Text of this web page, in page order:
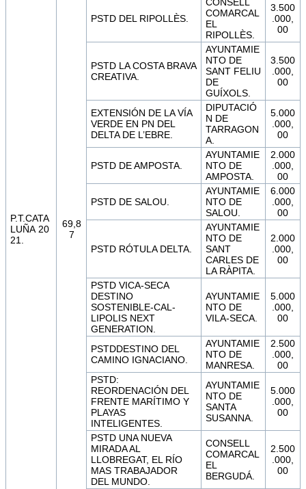
P.T.CATA
LUÑA 20
21.
69,8
7
PSTD DEL RIPOLLÈS.
COMARCAL
EL
RIPOLLÈS.
3.500
.000,
00
PSTD LA COSTA BRAVA
CREATIVA.
AYUNTAMIE
NTO DE
SANT FELIU
DE
GUÍXOLS.
3.500
.000,
00
EXTENSIÓN DE LA VÍA
VERDE EN PN DEL
DELTA DE L’EBRE.
DIPUTACIÓ
N DE
TARRAGON
A.
5.000
.000,
00
PSTD DE AMPOSTA.
AYUNTAMIE
NTO DE
AMPOSTA.
2.000
.000,
00
PSTD DE SALOU.
AYUNTAMIE
NTO DE
SALOU.
6.000
.000,
00
PSTD RÓTULA DELTA.
AYUNTAMIE
NTO DE
SANT
CARLES DE
LA RÀPITA.
2.000
.000,
00
PSTD VICA-SECA
DESTINO
SOSTENIBLE-CAL-
LIPOLIS NEXT
GENERATION.
AYUNTAMIE
NTO DE
VILA-SECA.
5.000
.000,
00
PSTDDESTINO DEL
CAMINO IGNACIANO.
AYUNTAMIE
NTO DE
MANRESA.
2.500
.000,
00
PSTD:
REORDENACIÓN DEL
FRENTE MARÍTIMO Y
PLAYAS
INTELIGENTES.
AYUNTAMIE
NTO DE
SANTA
SUSANNA.
5.000
.000,
00
PSTD UNA NUEVA
MIRADA AL
LLOBREGAT, EL RÍO
MAS TRABAJADOR
DEL MUNDO.
CONSELL
COMARCAL
EL
BERGUDÁ.
2.500
.000,
00